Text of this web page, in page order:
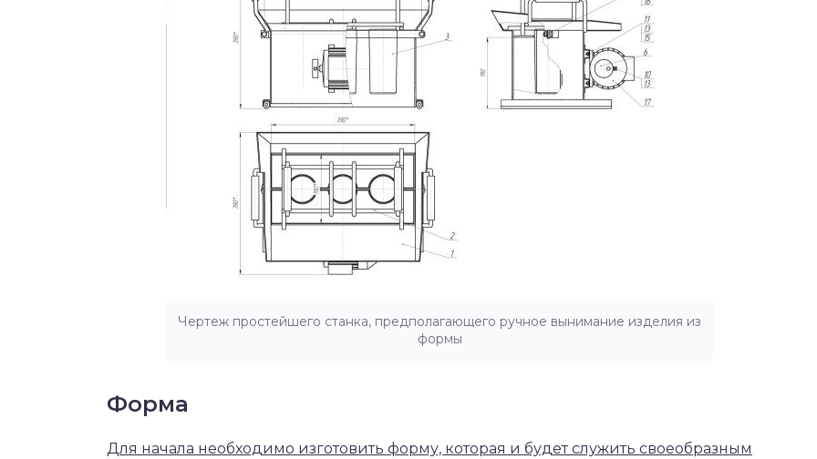
Чертеж простейшего станка, предполагающего ручное вынимание изделия из
формы
Форма
Для начала необходимо изготовить форму, которая и будет служить своеобразным